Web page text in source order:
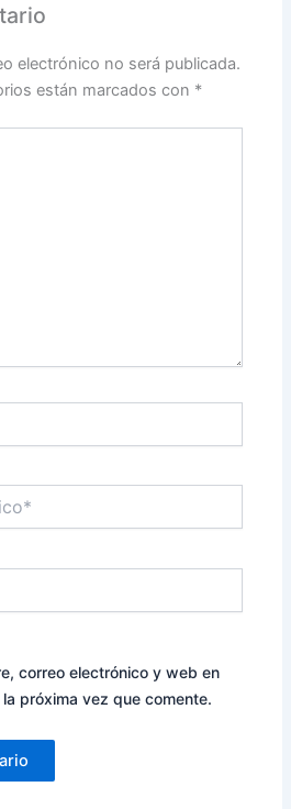
electrónico no será publicada.
están marcados con *
correo electrónico y web en
próxima vez que comente.